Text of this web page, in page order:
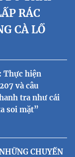
RÁC
CÀ LỒ
Thực hiện
và câu
tra như cái
soi mặt”
CHUYẾN